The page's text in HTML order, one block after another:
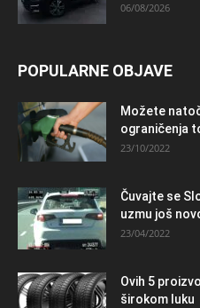
06/08/2026
POPULARNE OBJAVE
Možete
ograničenja
23/10/2022
Čuvajte se
uzmu još
23/04/2022
Ovih 5
širokom luku